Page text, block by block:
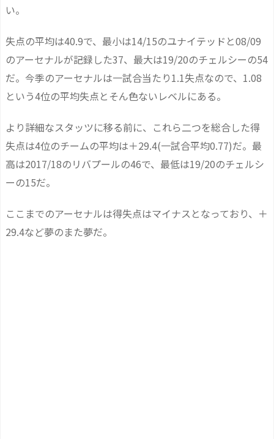
い。
失点の平均は40.9で、最小は14/15のユナイテッドと08/09
のアーセナルが記録した37、最大は19/20のチェルシーの54
だ。今季のアーセナルは一試合当たり1.1失点なので、1.08
という4位の平均失点とそん色ないレベルにある。
より詳細なスタッツに移る前に、これら二つを総合した得
失点は4位のチームの平均は＋29.4(一試合平均0.77)だ。最
高は2017/18のリバプールの46で、最低は19/20のチェルシ
ーの15だ。
ここまでのアーセナルは得失点はマイナスとなっており、＋
29.4など夢のまた夢だ。